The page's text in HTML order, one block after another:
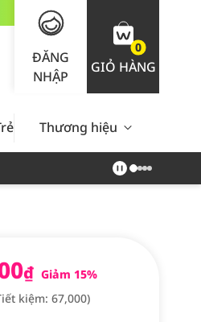
ĐĂNG
NHẬP
0
GIỎ HÀNG
Em Nam Giới Chăm Sóc
Thương hiệu
₫ Giảm 15%
kiệm: 67,000)